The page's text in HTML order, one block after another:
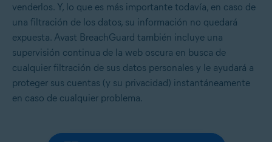
venderlos. Y, lo que es más importante todavía, en caso de
una filtración de los datos, su información no quedará
expuesta. Avast BreachGuard también incluye una
supervisión continua de la web oscura en busca de
cualquier filtración de sus datos personales y le ayudará a
proteger sus cuentas (y su privacidad) instantáneamente
en caso de cualquier problema.